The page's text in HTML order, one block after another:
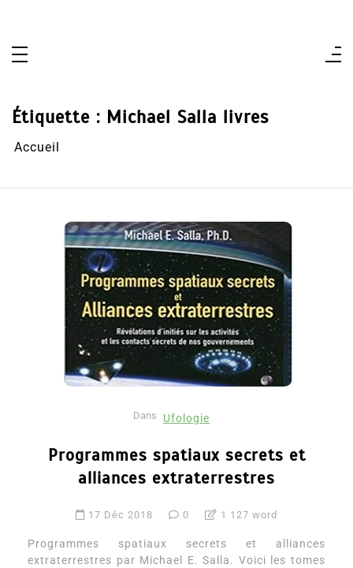
Étiquette : Michael Salla livres
Accueil
Dans Ufologie
Programmes spatiaux secrets et
alliances extraterrestres
17 Déc 2018 0 1 127 word
Programmes spatiaux secrets et alliances
extraterrestres par Michael E. Salla. Voici les tomes